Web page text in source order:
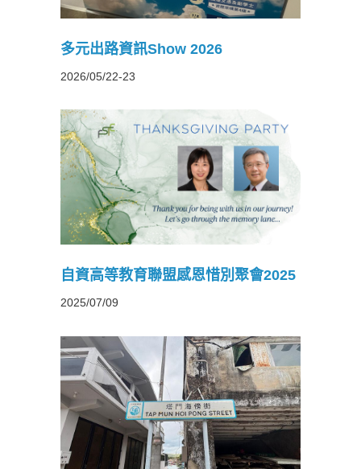
多元出路資訊Show 2026
2026/05/22-23
自資高等教育聯盟感恩惜別聚會2025
2025/07/09